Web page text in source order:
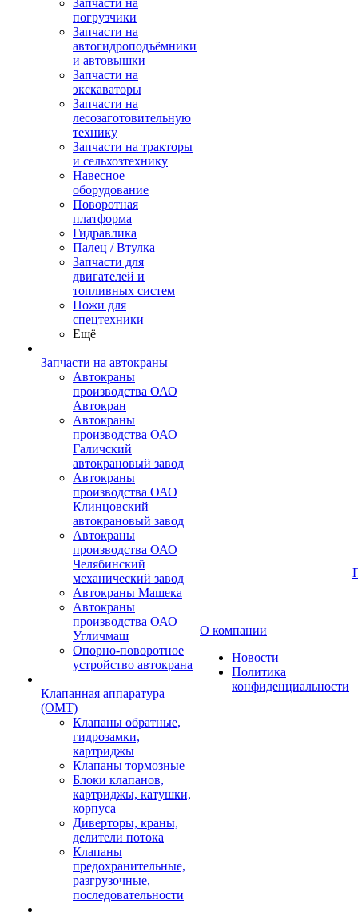
Запчасти на
погрузчики
Запчасти на
автогидроподъёмники
и автовышки
Запчасти на
экскаваторы
Запчасти на
лесозаготовительную
технику
Запчасти на тракторы
и сельхозтехнику
Навесное
оборудование
Поворотная
платформа
Гидравлика
Палец / Втулка
Запчасти для
двигателей и
топливных систем
Ножи для
спецтехники
Ещё
Запчасти на автокраны
Автокраны
производства ОАО
Автокран
Автокраны
производства ОАО
Галичский
автокрановый завод
Автокраны
производства ОАО
Клинцовский
автокрановый завод
Автокраны
производства ОАО
Челябинский
механический завод
Автокраны Машека
Автокраны
производства ОАО
Угличмаш
Опорно-поворотное
устройство автокрана
Клапанная аппаратура
(OMT)
Клапаны обратные,
гидрозамки,
картриджы
Клапаны тормозные
Блоки клапанов,
картриджы, катушки,
корпуса
Диверторы, краны,
делители потока
Клапаны
предохранительные,
разгрузочные,
последовательности
О компании
Новости
Политика
конфиденциальности